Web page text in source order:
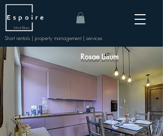
Short rentals | property management | services
Mont Blanc
Rosae Lilium